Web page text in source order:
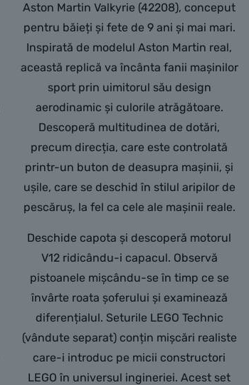
Aston Martin Valkyrie (42208), conceput
pentru băieți și fete de 9 ani și mai mari.
Inspirată de modelul Aston Martin real,
această replică va încânta fanii mașinilor
sport prin uimitorul său design
aerodinamic și culorile atrăgătoare.
Descoperă multitudinea de dotări,
precum direcția, care este controlată
printr-un buton de deasupra mașinii, și
ușile, care se deschid în stilul aripilor de
pescăruș, la fel ca cele ale mașinii reale.
Deschide capota și descoperă motorul
V12 ridicându-i capacul. Observă
pistoanele mișcându-se în timp ce se
învârte roata șoferului și examinează
diferențialul. Seturile LEGO Technic
(vândute separat) conțin mișcări realiste
care-i introduc pe micii constructori
LEGO în universul ingineriei. Acest set